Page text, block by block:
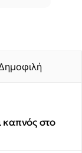
καπνός στο